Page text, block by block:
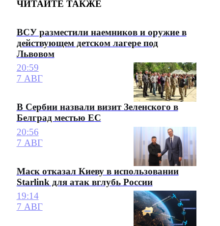
ЧИТАЙТЕ ТАКЖЕ
ВСУ разместили наемников и оружие в
действующем детском лагере под
Львовом
20:59
7 АВГ
В Сербии назвали визит Зеленского в
Белград местью ЕС
20:56
7 АВГ
Маск отказал Киеву в использовании
Starlink для атак вглубь России
19:14
7 АВГ